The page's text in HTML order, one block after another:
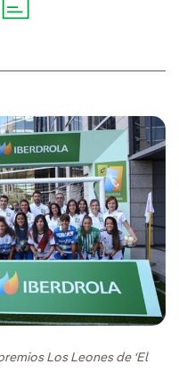
Los Leones de ‘El